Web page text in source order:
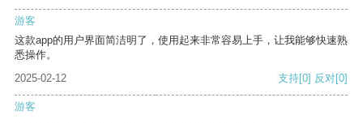
游客
这款app的用户界面简洁明了，使用起来非常容易上手，让我能够快速熟
悉操作。
2025-02-12
支持[0] 反对[0]
游客